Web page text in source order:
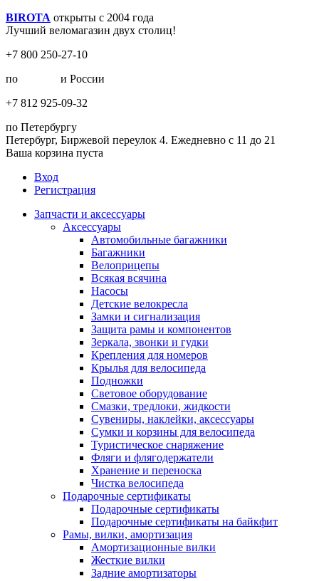
BIROTA открыты с 2004 года
Лучший веломагазин двух столиц!
+7 800 250-27-10
по
и России
+7 812 925-09-32
по Петербургу
Петербург, Биржевой переулок 4. Ежедневно с 11 до 21
Ваша корзина пуста
Вход
Регистрация
Запчасти и аксессуары
Аксессуары
Автомобильные багажники
Багажники
Велоприцепы
Всякая всячина
Насосы
Детские велокресла
Замки и сигнализация
Защита рамы и компонентов
Зеркала, звонки и гудки
Крепления для номеров
Крылья для велосипеда
Подножки
Световое оборудование
Смазки, тредлоки, жидкости
Сувениры, наклейки, аксессуары
Сумки и корзины для велосипеда
Туристическое снаряжение
Фляги и флягодержатели
Хранение и переноска
Чистка велосипеда
Подарочные сертификаты
Подарочные сертификаты
Подарочные сертификаты на байкфит
Рамы, вилки, амортизация
Амортизационные вилки
Жесткие вилки
Задние амортизаторы